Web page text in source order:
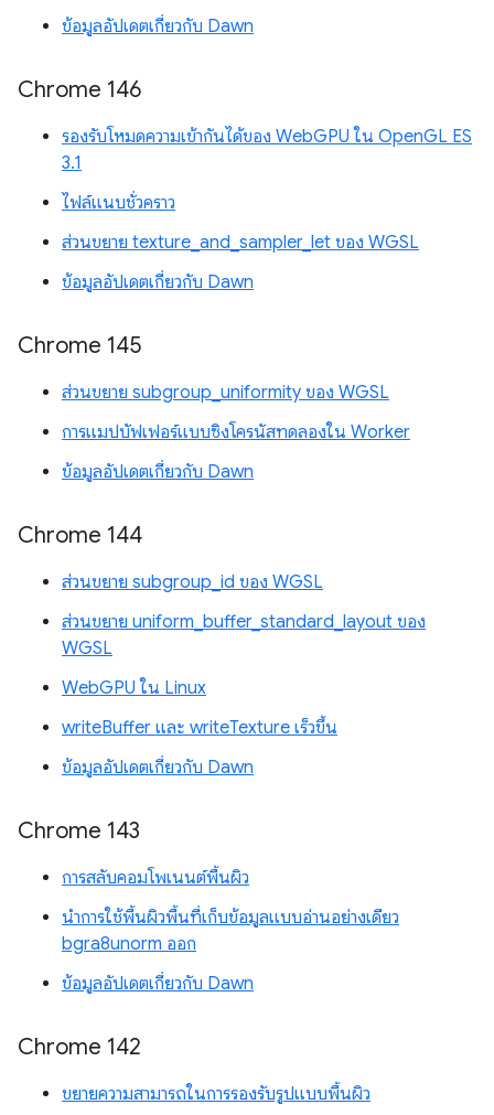
ข้อมูลอัปเดตเกี่ยวกับ Dawn
Chrome 146
รองรับโหมดความเข้ากันได้ของ WebGPU ใน OpenGL ES
3.1
ไฟล์แนบชั่วคราว
ส่วนขยาย texture_and_sampler_let ของ WGSL
ข้อมูลอัปเดตเกี่ยวกับ Dawn
Chrome 145
ส่วนขยาย subgroup_uniformity ของ WGSL
การแมปบัฟเฟอร์แบบซิงโครนัสทดลองใน Worker
ข้อมูลอัปเดตเกี่ยวกับ Dawn
Chrome 144
ส่วนขยาย subgroup_id ของ WGSL
ส่วนขยาย uniform_buffer_standard_layout ของ
WGSL
WebGPU ใน Linux
writeBuffer และ writeTexture เร็วขึ้น
ข้อมูลอัปเดตเกี่ยวกับ Dawn
Chrome 143
การสลับคอมโพเนนต์พื้นผิว
นำการใช้พื้นผิวพื้นที่เก็บข้อมูลแบบอ่านอย่างเดียว
bgra8unorm ออก
ข้อมูลอัปเดตเกี่ยวกับ Dawn
Chrome 142
ขยายความสามารถในการรองรับรูปแบบพื้นผิว